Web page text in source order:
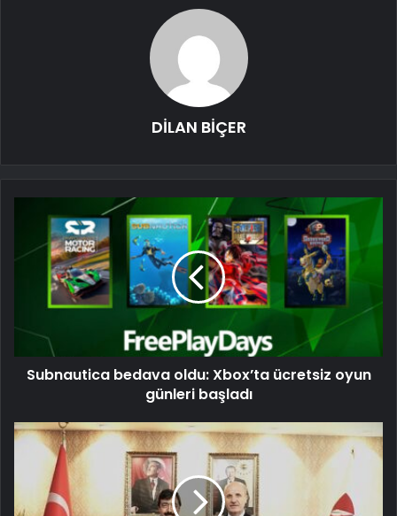
DİLAN BİÇER
Subnautica bedava oldu: Xbox’ta ücretsiz oyun
günleri başladı